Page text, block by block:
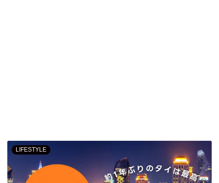
LIFESTYLE